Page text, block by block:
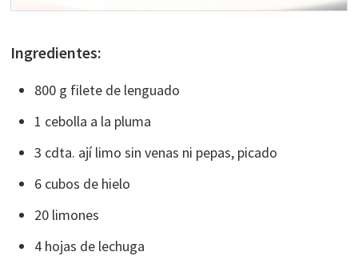
Ingredientes:
800 g filete de lenguado
1 cebolla a la pluma
3 cdta. ají limo sin venas ni pepas, picado
6 cubos de hielo
20 limones
4 hojas de lechuga